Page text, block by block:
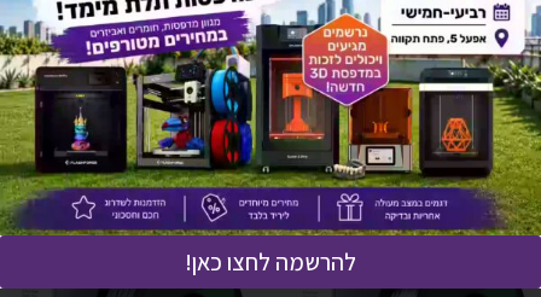
eCCU eSUN מחליף צבע בשמש
(UV) – מלבן לסגול
₪110
מידע נוסף
(eLastic (TPE איכותי תוצרת eSun
– שחור
₪177
מידע נוסף
להרשמה לחצו כאן!